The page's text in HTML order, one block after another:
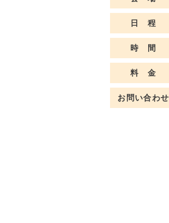
日 程
時 間
料 金
お問い合わせ